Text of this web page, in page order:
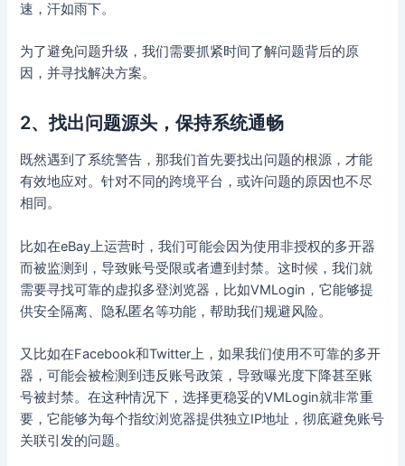
速，汗如雨下。
为了避免问题升级，我们需要抓紧时间了解问题背后的原
因，并寻找解决方案。
2、找出问题源头，保持系统通畅
既然遇到了系统警告，那我们首先要找出问题的根源，才能
有效地应对。针对不同的跨境平台，或许问题的原因也不尽
相同。
比如在eBay上运营时，我们可能会因为使用非授权的多开器
而被监测到，导致账号受限或者遭到封禁。这时候，我们就
需要寻找可靠的虚拟多登浏览器，比如VMLogin，它能够提
供安全隔离、隐私匿名等功能，帮助我们规避风险。
又比如在Facebook和Twitter上，如果我们使用不可靠的多开
器，可能会被检测到违反账号政策，导致曝光度下降甚至账
号被封禁。在这种情况下，选择更稳妥的VMLogin就非常重
要，它能够为每个指纹浏览器提供独立IP地址，彻底避免账号
关联引发的问题。